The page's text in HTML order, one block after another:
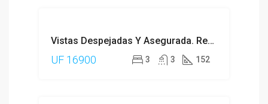
Vistas Despejadas Y Asegurada. Remodelado
UF 16900 3 3 152